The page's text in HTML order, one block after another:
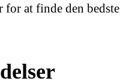
at finde den bedste